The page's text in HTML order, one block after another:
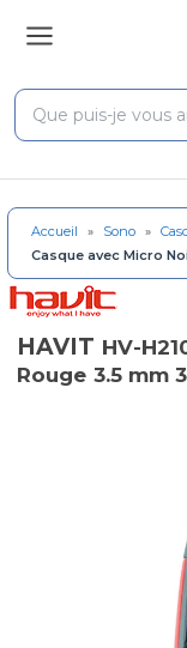
Accueil » Sono »
Casque avec Micro
HAVIT HV-
Rouge 3.5 mm